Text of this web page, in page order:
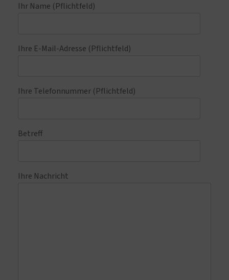
Ihr Name (Pflichtfeld)
Ihre E-Mail-Adresse (Pflichtfeld)
Ihre Telefonnummer (Pflichtfeld)
Betreff
Ihre Nachricht